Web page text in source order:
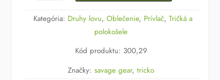
Gear
Tričko
Kategória: Druhy lovu, Oblečenie, Prívlač, Tričká a
polokošele
Kód produktu: 300,29
Značky:savage gear,tricko